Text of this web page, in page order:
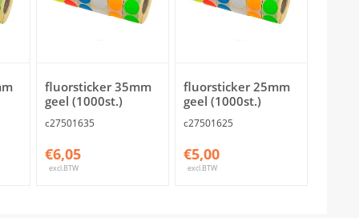
fluorsticker 35mm
geel (1000st.)
c27501635
€6,05
excl.BTW
fluorsticker 25mm
geel (1000st.)
c27501625
€5,00
excl.BTW